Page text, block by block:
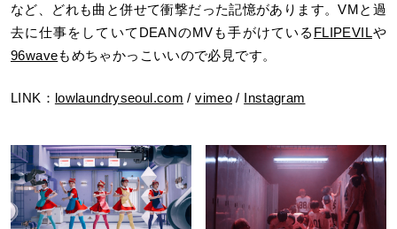
など、どれも曲と併せて衝撃だった記憶があります。VMと過
去に仕事をしていてDEANのMVも手がけている FLIPEVILや
96waveもめちゃかっこいいので必見です。
LINK： lowlaundryseoul.com /vimeo / Instagram